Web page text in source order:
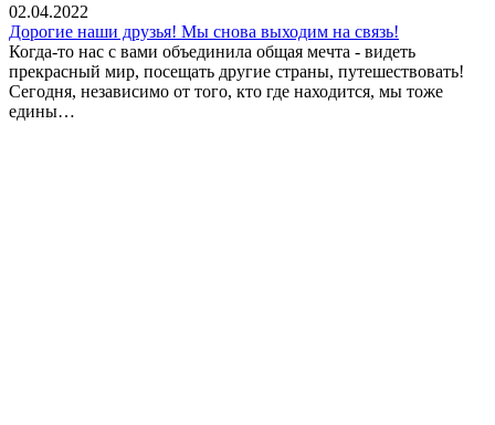
02.04.2022
Дорогие наши друзья! Мы снова выходим на связь!
Когда-то нас с вами объединила общая мечта - видеть
прекрасный мир, посещать другие страны, путешествовать!
Сегодня, независимо от того, кто где находится, мы тоже
едины…